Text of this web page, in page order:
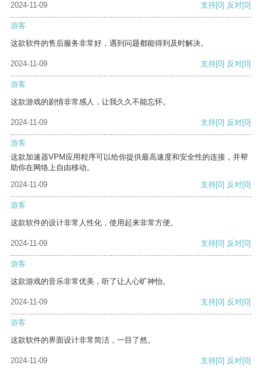
2024-11-09 支持[0] 反对[0]
游客
这款软件的售后服务非常好，遇到问题都能得到及时解决。
2024-11-09 支持[0] 反对[0]
游客
这款游戏的剧情非常感人，让我久久不能忘怀。
2024-11-09 支持[0] 反对[0]
游客
这款加速器VPM应用程序可以给你提供最高速度和安全性的连接，并帮
助你在网络上自由移动。
2024-11-09
支持[0] 反对[0]
游客
这款软件的设计非常人性化，使用起来非常方便。
2024-11-09 支持[0] 反对[0]
游客
这款游戏的音乐非常优美，听了让人心旷神怡。
2024-11-09 支持[0] 反对[0]
游客
这款软件的界面设计非常简洁，一目了然。
2024-11-09 支持[0] 反对[0]